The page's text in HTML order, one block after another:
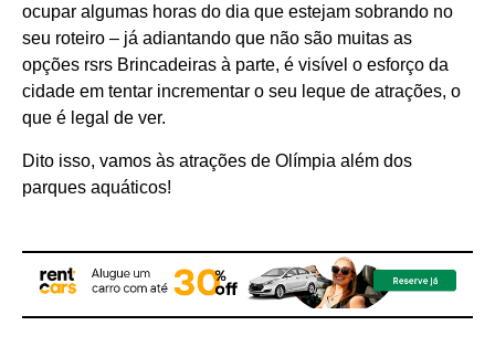
ocupar algumas horas do dia que estejam sobrando no
seu roteiro – já adiantando que não são muitas as
opções rsrs Brincadeiras à parte, é visível o esforço da
cidade em tentar incrementar o seu leque de atrações, o
que é legal de ver.
Dito isso, vamos às atrações de Olímpia além dos
parques aquáticos!